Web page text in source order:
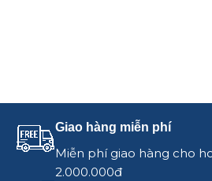
Giao hàng miễn phí
Miễn phí giao hàng cho
2.000.000đ